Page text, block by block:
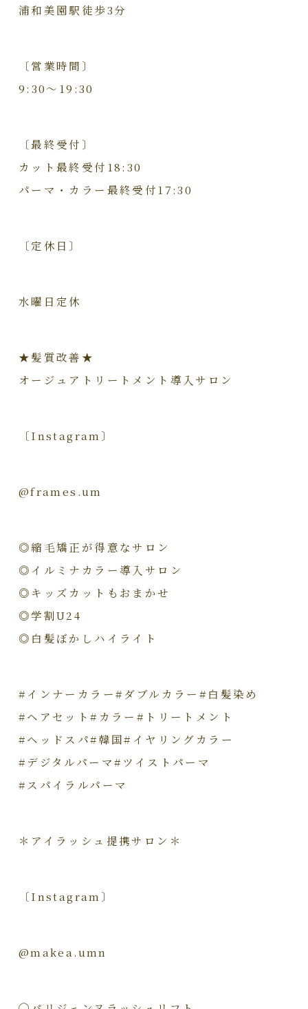
浦和美園駅徒歩3分
〔営業時間〕
9:30～19:30
〔最終受付〕
カット最終受付18:30
パーマ・カラー最終受付17:30
〔定休日〕
水曜日定休
★髪質改善★
オージュアトリートメント導入サロン
〔Instagram〕
@frames.um
◎縮毛矯正が得意なサロン
◎イルミナカラー導入サロン
◎キッズカットもおまかせ
◎学割U24
◎白髪ぼかしハイライト
#インナーカラー#ダブルカラー#白髪染め
#ヘアセット#カラー#トリートメント
#ヘッドスパ#韓国#イヤリングカラー
#デジタルパーマ#ツイストパーマ
#スパイラルパーマ
＊アイラッシュ提携サロン＊
〔Instagram〕
@makea.umn